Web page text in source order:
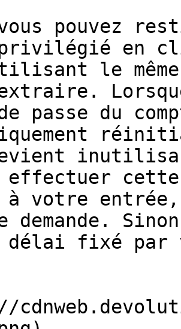
pouvez
privilégié en
le
passe du
votre entrée,
demande.
délai fixé par